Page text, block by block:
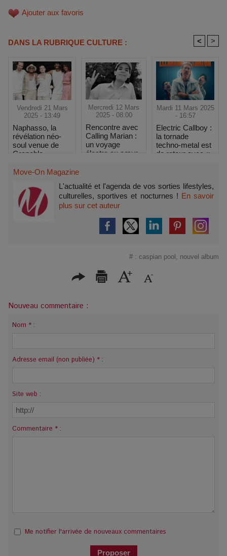
Ajouter aux favoris
DANS LA RUBRIQUE CULTURE : < >
Vendredi 21 Mars
2025 - 13:49
Naphasso, la
révélation néo-
soul venue de
Grenoble
Mercredi 12 Mars
2025 - 08:00
Rencontre avec
Calling Marian :
un voyage
électro au cœur
Mardi 11 Mars 2025
- 16:57
Electric Callboy :
la tornade
techno-metal est
de retour avec «
mondiale.
Move-On Magazine
L'actualité et l'agenda de vos sorties lifestyles,
culturelles, sportives et nocturnes ! En savoir
plus sur cet auteur
# : caspian pool nouvel album
Nouveau commentaire :
Nom * :
Adresse email (non publiée) * :
Site web :
Commentaire * :
Me notifier l'arrivée de nouveaux commentaires